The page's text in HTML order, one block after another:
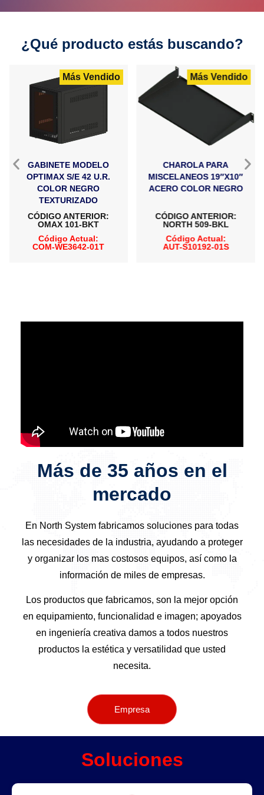
¿Qué producto estás buscando?
Más Vendido
GABINETE MODELO
OPTIMAX S/E 42 U.R.
COLOR NEGRO
TEXTURIZADO
CÓDIGO ANTERIOR:
OMAX 101-BKT
Código Actual:
COM-WE3642-01T
Más Vendido
CHAROLA PARA
MISCELANEOS 19″X10″
ACERO COLOR NEGRO
CÓDIGO ANTERIOR:
NORTH 509-BKL
Código Actual:
AUT-S10192-01S
Más de 35 años en el
mercado
En North System fabricamos soluciones para todas
las necesidades de la industria, ayudando a proteger
y organizar los mas costosos equipos, así como la
información de miles de empresas.
Los productos que fabricamos, son la mejor opción
en equipamiento, funcionalidad e imagen; apoyados
en ingeniería creativa damos a todos nuestros
productos la estética y versatilidad que usted
necesita.
Empresa
Soluciones